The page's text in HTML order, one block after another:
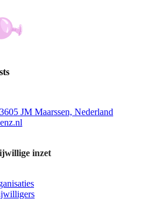
JM Maarssen, Nederland
inzet